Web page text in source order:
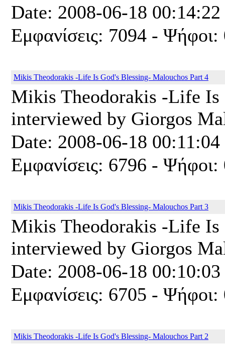
Date: 2008-06-18
Εμφανίσεις: 7094 -
Mikis Theodorakis -Life Is God's Blessing- Malouchos Part 4
Mikis Theodorakis -Life Is
interviewed by Giorgos
Date: 2008-06-18
Εμφανίσεις: 6796 -
Mikis Theodorakis -Life Is God's Blessing- Malouchos Part 3
Mikis Theodorakis -Life Is
interviewed by Giorgos
Date: 2008-06-18
Εμφανίσεις: 6705 -
Mikis Theodorakis -Life Is God's Blessing- Malouchos Part 2